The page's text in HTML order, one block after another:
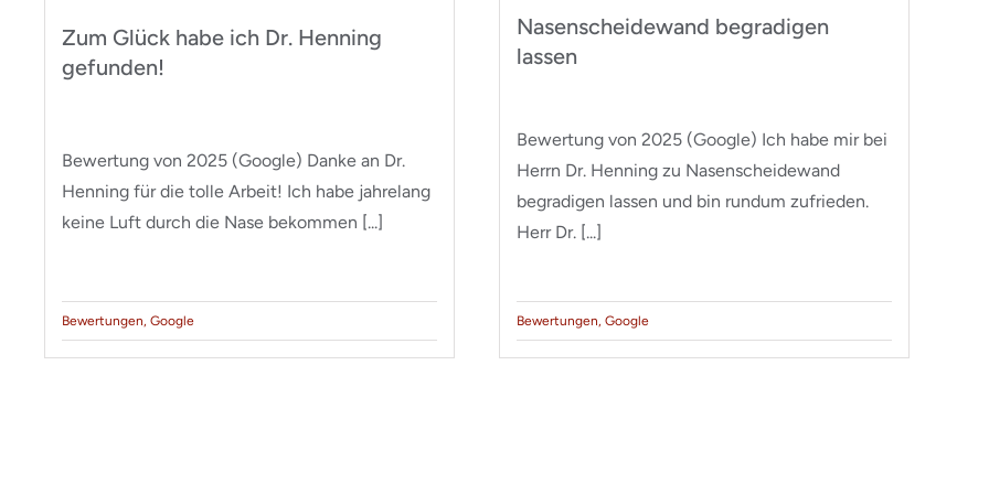
Zum Glück habe ich Dr. Henning
gefunden!
Bewertung von 2025 (Google) Danke an Dr.
Henning für die tolle Arbeit! Ich habe jahrelang
keine Luft durch die Nase bekommen [...]
Bewertungen, Google
Nasenscheidewand begradigen
lassen
Bewertung von 2025 (Google) Ich habe mir bei
Herrn Dr. Henning zu Nasenscheidewand
begradigen lassen und bin rundum zufrieden.
Herr Dr. [...]
Bewertungen, Google